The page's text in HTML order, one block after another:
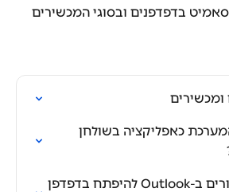
בדפדפנים ובסוגי המכשירים
כאפליקציה בשולחן
איך גורמים לקישורים ב-Outlook להיפתח בדפדפן